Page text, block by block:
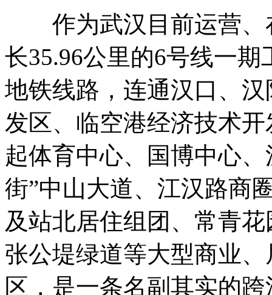
作为武汉目前运营、
长35.96公里的6号线一
地铁线路，连通汉口、
发区、临空港经济技术
起体育中心、国博中心
街”中山大道、江汉路商
及站北居住组团、常青
张公堤绿道等大型商业
区，是一条名副其实的